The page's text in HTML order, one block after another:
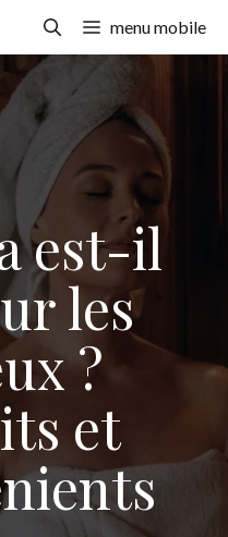
menu mobile
est-il
les
?
et